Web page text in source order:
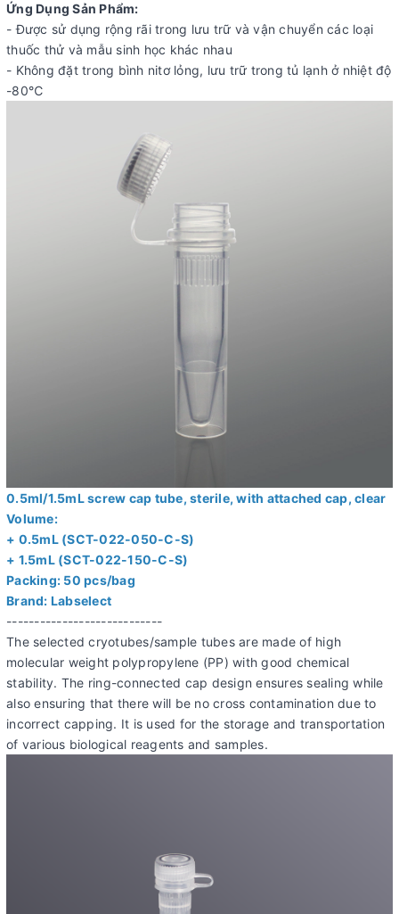
Ứng Dụng Sản Phẩm:
- Được sử dụng rộng rãi trong lưu trữ và vận chuyển các loại
thuốc thử và mẫu sinh học khác nhau
- Không đặt trong bình nitơ lỏng, lưu trữ trong tủ lạnh ở nhiệt độ
-80℃
0.5ml/1.5mL screw cap tube, sterile, with attached cap, clear
Volume:
+ 0.5mL (SCT-022-050-C-S)
+ 1.5mL (SCT-022-150-C-S)
Packing: 50 pcs/bag
Brand: Labselect
----------------------------
The selected cryotubes/sample tubes are made of high
molecular weight polypropylene (PP) with good chemical
stability. The ring-connected cap design ensures sealing while
also ensuring that there will be no cross contamination due to
incorrect capping. It is used for the storage and transportation
of various biological reagents and samples.